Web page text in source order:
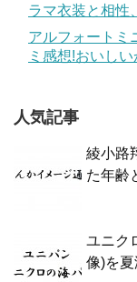
ラマ衣装と相性
アルフォートミ
ミ感想!おいし
人気記事
綾小路
た年齢
ユニク
像)を